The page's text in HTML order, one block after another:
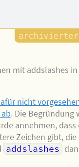
mit addslashes
nicht
. Die Begründung
annehmen, dass
Zeichen gibt,
addslashes